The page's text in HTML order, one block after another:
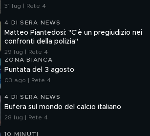
31 lug | Rete 4
4 DI SERA NEWS
Matteo Piantedosi: "C'è un pregiudizio nei
confronti della polizia"
29 lug | Rete 4
ZONA BIANCA
Puntata del 3 agosto
03 ago | Rete 4
4 DI SERA NEWS
Bufera sul mondo del calcio italiano
28 lug | Rete 4
10 MINUTI